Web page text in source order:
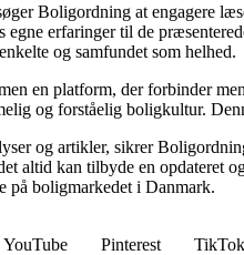
Boligordning at engagere
erfaringer til de
og samfundet som helhed.
en platform, der forbinder
og forståelig boligkultur.
og artikler, sikrer
altid kan tilbyde en
på boligmarkedet i Danmark.
YouTube Pinterest TikTok